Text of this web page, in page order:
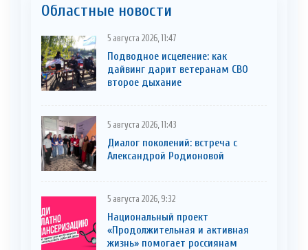
Областные новости
5 августа 2026, 11:47
Подводное исцеление: как
дайвинг дарит ветеранам СВО
второе дыхание
5 августа 2026, 11:43
Диалог поколений: встреча с
Александрой Родионовой
5 августа 2026, 9:32
Национальный проект
«Продолжительная и активная
жизнь» помогает россиянам